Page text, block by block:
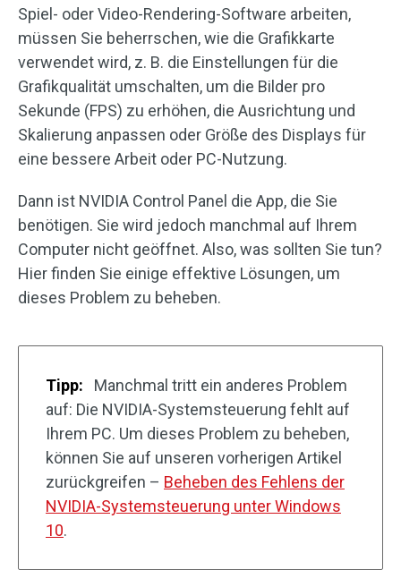
Spiel- oder Video-Rendering-Software arbeiten,
müssen Sie beherrschen, wie die Grafikkarte
verwendet wird, z. B. die Einstellungen für die
Grafikqualität umschalten, um die Bilder pro
Sekunde (FPS) zu erhöhen, die Ausrichtung und
Skalierung anpassen oder Größe des Displays für
eine bessere Arbeit oder PC-Nutzung.
Dann ist NVIDIA Control Panel die App, die Sie
benötigen. Sie wird jedoch manchmal auf Ihrem
Computer nicht geöffnet. Also, was sollten Sie tun?
Hier finden Sie einige effektive Lösungen, um
dieses Problem zu beheben.
Tipp:
Manchmal tritt ein anderes Problem
auf: Die NVIDIA-Systemsteuerung fehlt auf
Ihrem PC. Um dieses Problem zu beheben,
können Sie auf unseren vorherigen Artikel
zurückgreifen – Beheben des Fehlens der
NVIDIA-Systemsteuerung unter Windows
10.